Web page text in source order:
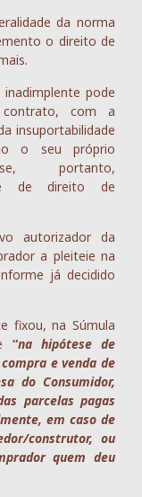
da norma
o direito de
pode
com a
insuportabilidade
o seu próprio
portanto,
de direito de
autorizador da
a pleiteie na
já decidido
fixou, na Súmula
“na hipótese de
e venda de
do Consumidor,
parcelas pagas
em caso de
construtor, ou
quem deu